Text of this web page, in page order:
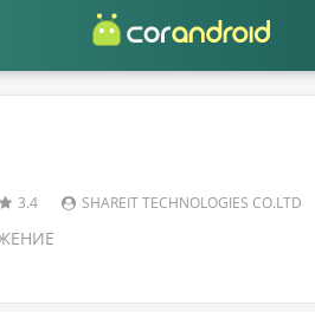
3.4 SHAREIT TECHNOLOGIES CO.LTD